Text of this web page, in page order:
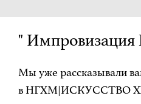
" Импровизация
Мы уже рассказывали
в НГХМ|ИСКУССТВО XX